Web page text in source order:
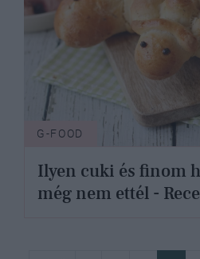
G-FOOD
Ilyen cuki és finom
még nem ettél -